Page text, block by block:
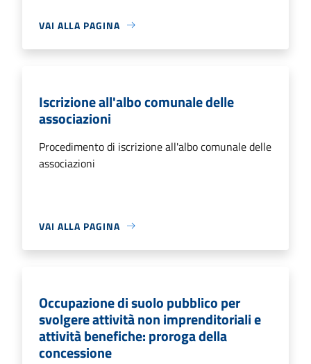
VAI ALLA PAGINA
Iscrizione all'albo comunale delle
associazioni
Procedimento di iscrizione all'albo comunale delle
associazioni
VAI ALLA PAGINA
Occupazione di suolo pubblico per
svolgere attività non imprenditoriali e
attività benefiche: proroga della
concessione